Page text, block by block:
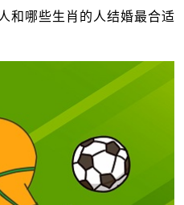
和哪些生肖的人结婚最合适